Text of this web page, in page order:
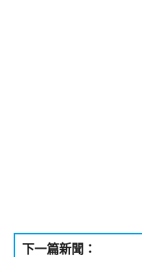
下一篇新聞：